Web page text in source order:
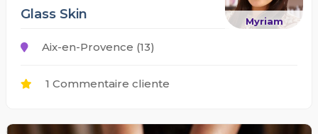
Myriam
Glass Skin
Aix-en-Provence (13)
1 Commentaire cliente